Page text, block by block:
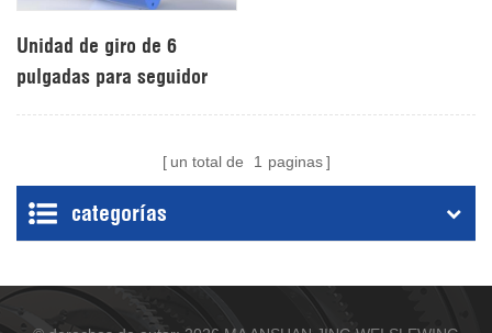
Unidad de giro de 6
pulgadas para seguidor
un total de 1 paginas
categorías